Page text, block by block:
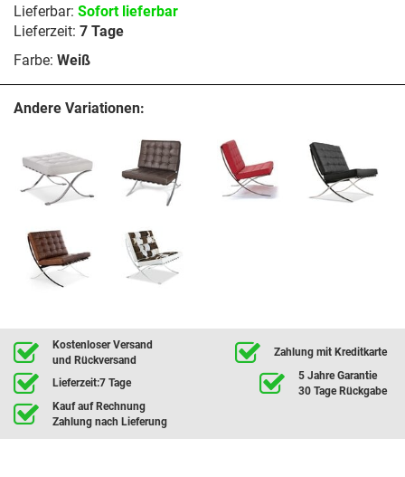
Lieferbar: Sofort lieferbar
Lieferzeit: 7 Tage
Farbe: Weiß
Andere Variationen:
Kostenloser Versand
und Rückversand
Zahlung mit Kreditkarte
Lieferzeit:7 Tage
5 Jahre Garantie
30 Tage Rückgabe
Kauf auf Rechnung
Zahlung nach Lieferung